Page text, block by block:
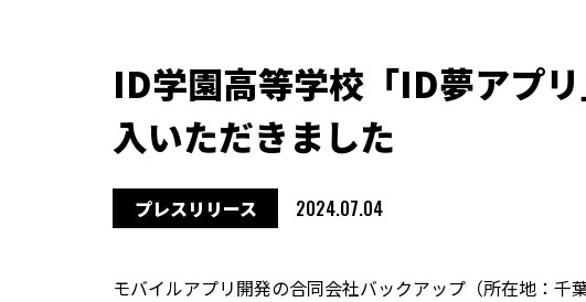
ID学園高等学校「ID夢アプ
入いただきました
プレスリリース 2024.07.04
モバイルアプリ開発の合同会社バックアップ（所在地：